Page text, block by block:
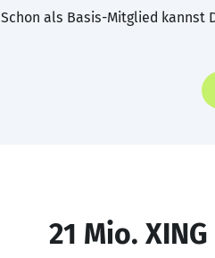
Schon als Basis-Mitglied kannst
21 Mio.